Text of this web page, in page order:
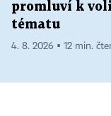
promluví k
tématu
4. 8. 2026 ▪ 12 min.